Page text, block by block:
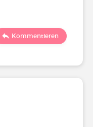
Kommentieren